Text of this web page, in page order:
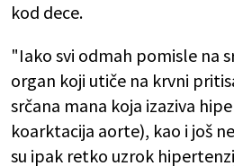
kod dece.
"Iako svi odmah pomisle na
organ koji utiče na krvni
srčana mana koja izaziva
koarktacija aorte), kao i još
su ipak retko uzrok